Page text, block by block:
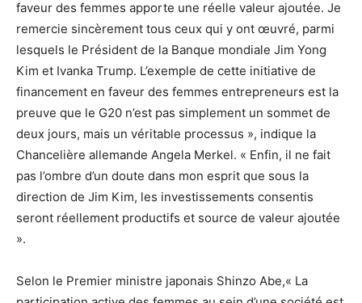
faveur des femmes apporte une réelle valeur ajoutée. Je
remercie sincèrement tous ceux qui y ont œuvré, parmi
lesquels le Président de la Banque mondiale Jim Yong
Kim et Ivanka Trump. L’exemple de cette initiative de
financement en faveur des femmes entrepreneurs est la
preuve que le G20 n’est pas simplement un sommet de
deux jours, mais un véritable processus », indique la
Chancelière allemande Angela Merkel. « Enfin, il ne fait
pas l’ombre d’un doute dans mon esprit que sous la
direction de Jim Kim, les investissements consentis
seront réellement productifs et source de valeur ajoutée
».
Selon le Premier ministre japonais Shinzo Abe,« La